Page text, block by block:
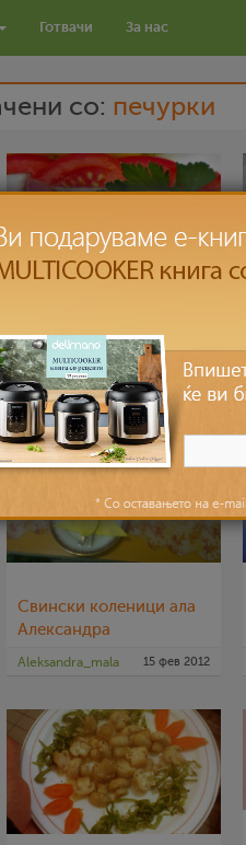
Готвачи За нас
со: печурки
liljanailieva 26 мар 2012
Свински коленици ала
Александра
Aleksandra_mala 15 фев 2012